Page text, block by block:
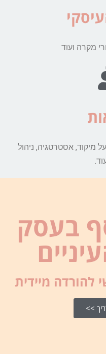
מקרה ועוד
מיקוד, אסטרטגיה, ניהול
בעסק
להורדה מיידית
>>